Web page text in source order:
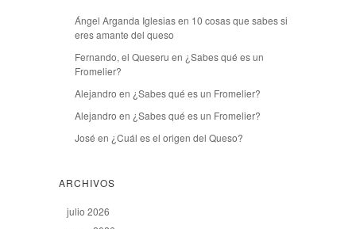
Ángel Arganda Iglesiasen 10 cosas que sabes si
eres amante del queso
Fernando, el Queseru en ¿Sabes qué es un
Fromelier?
Alejandro en ¿Sabes qué es un Fromelier?
Alejandro en ¿Sabes qué es un Fromelier?
José en ¿Cuál es el origen del Queso?
ARCHIVOS
julio 2026